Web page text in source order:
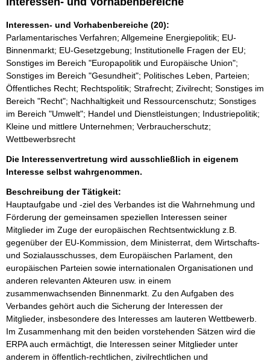
Interessen- und Vorhabenbereiche (20):
Parlamentarisches Verfahren; Allgemeine Energiepolitik; EU-
Binnenmarkt; EU-Gesetzgebung; Institutionelle Fragen der EU;
Sonstiges im Bereich "Europapolitik und Europäische Union";
Sonstiges im Bereich "Gesundheit"; Politisches Leben, Parteien;
Öffentliches Recht; Rechtspolitik; Strafrecht; Zivilrecht; Sonstiges im
Bereich "Recht"; Nachhaltigkeit und Ressourcenschutz; Sonstiges
im Bereich "Umwelt"; Handel und Dienstleistungen; Industriepolitik;
Kleine und mittlere Unternehmen; Verbraucherschutz;
Wettbewerbsrecht
Die Interessenvertretung wird ausschließlich in eigenem
Interesse selbst wahrgenommen.
Beschreibung der Tätigkeit:
Hauptaufgabe und -ziel des Verbandes ist die Wahrnehmung und
Förderung der gemeinsamen speziellen Interessen seiner
Mitglieder im Zuge der europäischen Rechtsentwicklung z.B.
gegenüber der EU-Kommission, dem Ministerrat, dem Wirtschafts-
und Sozialausschusses, dem Europäischen Parlament, den
europäischen Parteien sowie internationalen Organisationen und
anderen relevanten Akteuren usw. in einem
zusammenwachsenden Binnenmarkt. Zu den Aufgaben des
Verbandes gehört auch die Sicherung der Interessen der
Mitglieder, insbesondere des Interesses am lauteren Wettbewerb.
Im Zusammenhang mit den beiden vorstehenden Sätzen wird die
ERPA auch ermächtigt, die Interessen seiner Mitglieder unter
anderem in öffentlich-rechtlichen, zivilrechtlichen und